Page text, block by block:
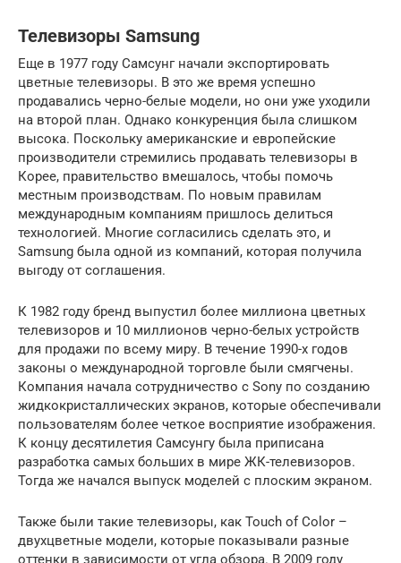
Телевизоры Samsung
Еще в 1977 году Самсунг начали экспортировать
цветные телевизоры. В это же время успешно
продавались черно-белые модели, но они уже уходили
на второй план. Однако конкуренция была слишком
высока. Поскольку американские и европейские
производители стремились продавать телевизоры в
Корее, правительство вмешалось, чтобы помочь
местным производствам. По новым правилам
международным компаниям пришлось делиться
технологией. Многие согласились сделать это, и
Samsung была одной из компаний, которая получила
выгоду от соглашения.
К 1982 году бренд выпустил более миллиона цветных
телевизоров и 10 миллионов черно-белых устройств
для продажи по всему миру. В течение 1990-х годов
законы о международной торговле были смягчены.
Компания начала сотрудничество с Sony по созданию
жидкокристаллических экранов, которые обеспечивали
пользователям более четкое восприятие изображения.
К концу десятилетия Самсунгу была приписана
разработка самых больших в мире ЖК-телевизоров.
Тогда же начался выпуск моделей с плоским экраном.
Также были такие телевизоры, как Touch of Color –
двухцветные модели, которые показывали разные
оттенки в зависимости от угла обзора. В 2009 году